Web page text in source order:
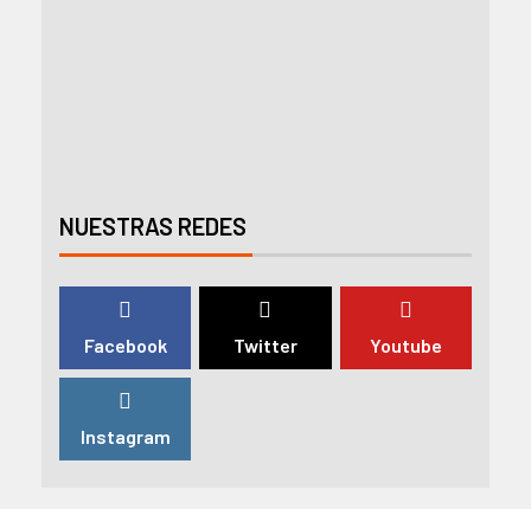
NUESTRAS REDES
Facebook Twitter Youtube
Instagram